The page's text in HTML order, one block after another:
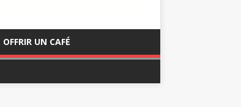
OFFRIR UN CAFÉ